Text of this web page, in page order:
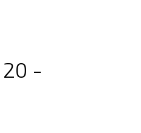
-